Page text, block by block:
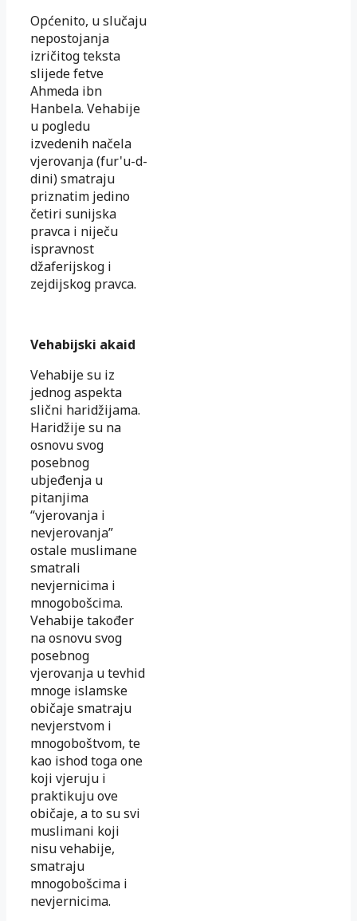
Općenito, u slučaju
nepostojanja
izričitog teksta
slijede fetve
Ahmeda ibn
Hanbela. Vehabije
u pogledu
izvedenih načela
vjerovanja (fur'u-d-
dini) smatraju
priznatim jedino
četiri sunijska
pravca i niječu
ispravnost
džaferijskog i
zejdijskog pravca.
Vehabijski akaid
Vehabije su iz
jednog aspekta
slični haridžijama.
Haridžije su na
osnovu svog
posebnog
ubjeđenja u
pitanjima
“vjerovanja i
nevjerovanja”
ostale muslimane
smatrali
nevjernicima i
mnogobošcima.
Vehabije također
na osnovu svog
posebnog
vjerovanja u tevhid
mnoge islamske
običaje smatraju
nevjerstvom i
mnogoboštvom, te
kao ishod toga one
koji vjeruju i
praktikuju ove
običaje, a to su svi
muslimani koji
nisu vehabije,
smatraju
mnogobošcima i
nevjernicima.